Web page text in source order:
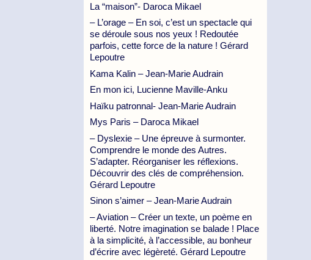
La “maison”- Daroca Mikael
– L’orage – En soi, c’est un spectacle qui
se déroule sous nos yeux ! Redoutée
parfois, cette force de la nature ! Gérard
Lepoutre
Kama Kalin – Jean-Marie Audrain
En mon ici, Lucienne Maville-Anku
Haïku patronnal- Jean-Marie Audrain
Mys Paris – Daroca Mikael
– Dyslexie – Une épreuve à surmonter.
Comprendre le monde des Autres.
S’adapter. Réorganiser les réflexions.
Découvrir des clés de compréhension.
Gérard Lepoutre
Sinon s’aimer – Jean-Marie Audrain
– Aviation – Créer un texte, un poème en
liberté. Notre imagination se balade ! Place
à la simplicité, à l’accessible, au bonheur
d’écrire avec légèreté. Gérard Lepoutre